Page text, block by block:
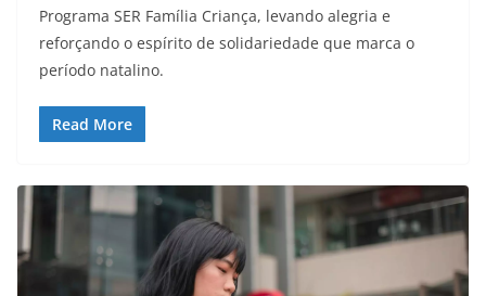
Programa SER Família Criança, levando alegria e
reforçando o espírito de solidariedade que marca o
período natalino.
Read More